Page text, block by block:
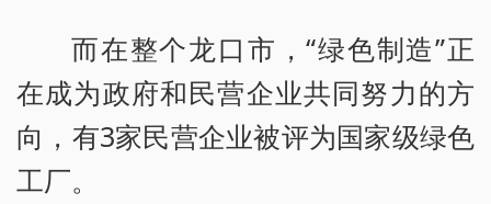
而在整个龙口市，“绿色制造”正
在成为政府和民营企业共同努力的方
向，有3家民营企业被评为国家级绿色
工厂。